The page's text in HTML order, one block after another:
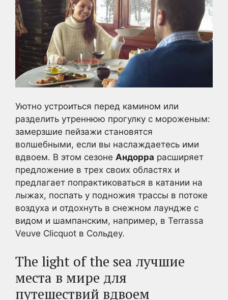
Уютно устроиться перед камином или
разделить утреннюю прогулку с мороженым:
замерзшие пейзажи становятся
волшебными, если вы наслаждаетесь ими
вдвоем. В этом сезоне Андорра расширяет
предложение в трех своих областях и
предлагает попрактиковаться в катании на
лыжах, поспать у подножия трассы в потоке
воздуха и отдохнуть в снежном лаундже с
видом и шампанским, например, в Terrassa
Veuve Clicquot в Сольдеу.
The light of the sea лучшие
места в мире для
путешествий вдвоем